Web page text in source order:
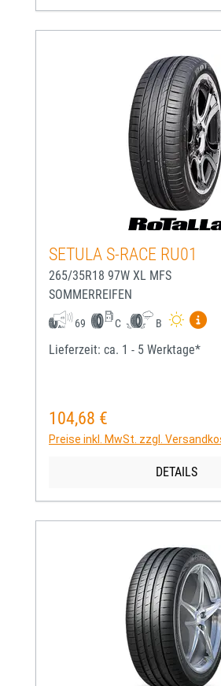
SETULA S-RACE RU01
265/35R18 97W XL MFS
SOMMERREIFEN
69 C B
Lieferzeit: ca. 1 - 5 Werktage*
Regulärer Preis:
104,68 €
Preise inkl. MwSt. zzgl.
DETAILS